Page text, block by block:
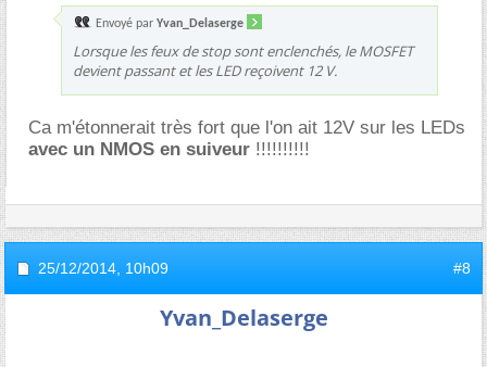
Envoyé par Yvan_Delaserge
Lorsque les feux de stop sont enclenchés, le MOSFET
devient passant et les LED reçoivent 12 V.
Ca m'étonnerait très fort que l'on ait 12V sur les LEDs
avec un NMOS en suiveur !!!!!!!!!!
25/12/2014, 10h09 #8
Yvan_Delaserge